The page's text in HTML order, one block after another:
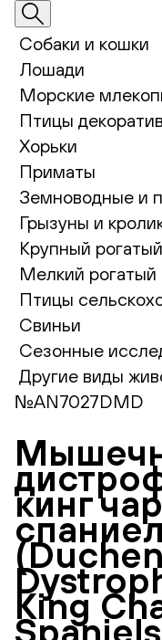
Собаки и кошки
Лошади
Морские
Птицы
Хорьки
Приматы
Земноводные и
Грызуны и
Крупный
Мелкий рогатый
Птицы
Свиньи
Сезонные
Другие виды
№AN7027DMD
кинг
King